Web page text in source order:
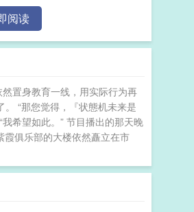
阅读
置身教育一线，用实际行为再
“那您觉得，『状態机未来是
希望如此。” 节目播出的那天晚
俱乐部的大楼依然矗立在市